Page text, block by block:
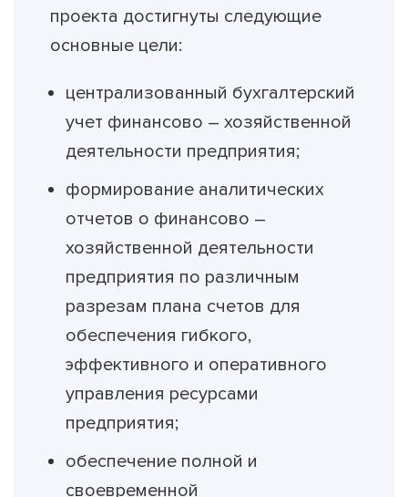
проекта достигнуты следующие
основные цели:
централизованный бухгалтерский
учет финансово – хозяйственной
деятельности предприятия;
формирование аналитических
отчетов о финансово –
хозяйственной деятельности
предприятия по различным
разрезам плана счетов для
обеспечения гибкого,
эффективного и оперативного
управления ресурсами
предприятия;
обеспечение полной и
своевременной